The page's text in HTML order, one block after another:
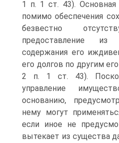
1 п. 1 ст. 43). Основная
помимо обеспечения
безвестно
предоставление
содержания его
его долгов по другим
2 п. 1 ст. 43).
управление
основанию,
нему могут
если иное не
вытекает из существа